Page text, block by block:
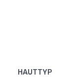
HAUTTYP